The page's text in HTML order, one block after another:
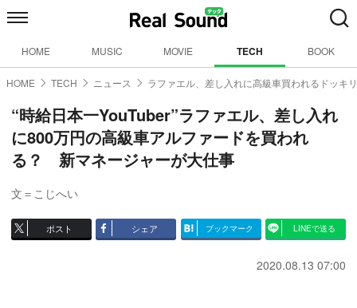
HOME MUSIC MOVIE TECH BOOK
HOME TECH ニュース ラファエル、差し入れに高級車買われるドッキリ
“時給日本一YouTuber”ラファエル、差し入れ
に800万円の高級車アルファードを買われ
る？ 新マネージャーが大仕事
文＝こじへい
ポスト シェア ブックマーク LINEで送る
2020.08.13 07:00